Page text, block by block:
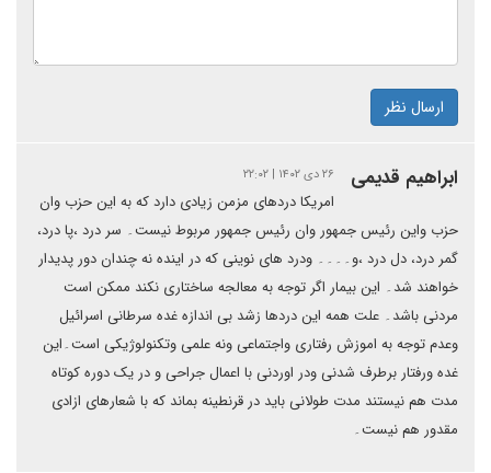
ارسال نظر
ابراهیم قدیمی ۲۶ دی ۱۴۰۲ | ۲۲:۰۲
امریکا دردهای مزمن زیادی دارد که به این حزب وان
حزب واین رئیس جمهور وان رئیس جمهور مربوط نیست۔ سر درد ،پا درد،
گمر درد، دل درد ،و۔۔۔۔ ودرد های نوینی که در اینده نه چندان دور پدیدار
خواهند شد۔ این بیمار اگر توجه به معالجه ساختاری نکند ممکن است
مردنی باشد۔ علت همه این دردها زشد بی اندازه غده سرطانی اسرائیل
وعدم توجه به اموزش رفتاری واجتماعی ونه علمی وتکنولوژیکی است۔این
غده ورفتار برطرف شدنی ودر اوردنی با اعمال جراحی و در یک دوره کوتاه
مدت هم نیستند مدت طولانی باید در قرنطینه بماند که با شعارهای ازادی
مقدور هم نیست۔